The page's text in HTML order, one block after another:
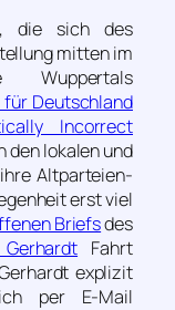
die sich des
mitten im
Wuppertals
für Deutschland
Incorrect
den lokalen und
Altparteien-
erst viel
Briefsdes
Fahrt
explizit
per E-Mail